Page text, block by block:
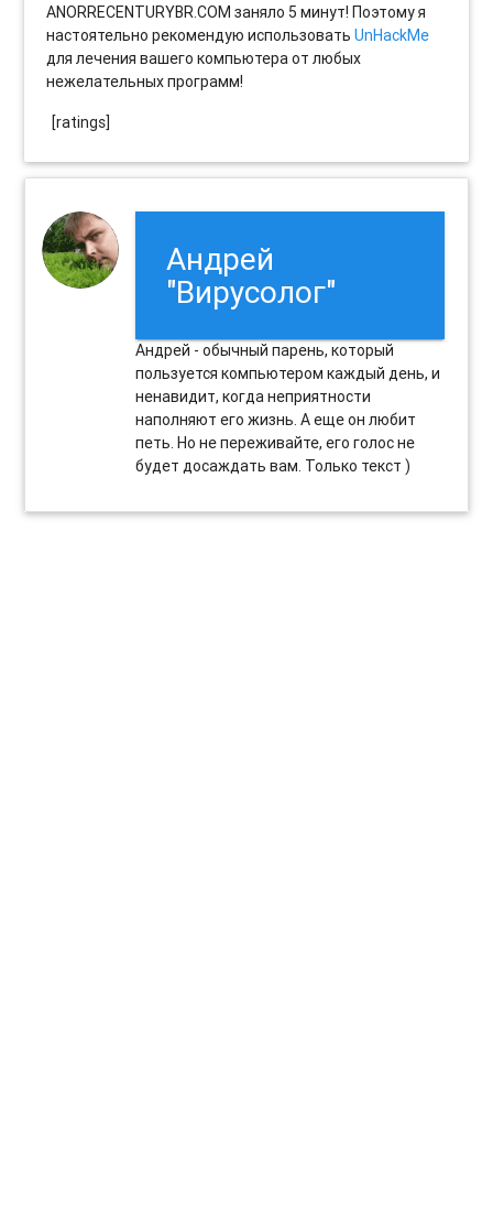
ANORRECENTURYBR.COM заняло 5 минут! Поэтому я
настоятельно рекомендую использоватьUnHackMe
для лечения вашего компьютера от любых
нежелательных программ!
[ratings]
Андрей
"Вирусолог"
Андрей - обычный парень, который
пользуется компьютером каждый день, и
ненавидит, когда неприятности
наполняют его жизнь. А еще он любит
петь. Но не переживайте, его голос не
будет досаждать вам. Только текст )